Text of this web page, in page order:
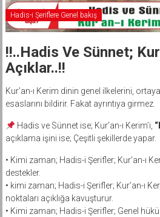
Hadis-i Şeriflere Genel bakış
!!..Hadis Ve Sünnet;
Açıklar..!!
Kur’an-ı Kerim dinin genel ilkelerini,
esaslarını bildirir. Fakat ayrıntıya girmez.
Hadis ve Sünnet ise; Kur’an-ı Kerim’i,
açıklama işini ise; Çeşitli şekillerde yapar.
• Kimi zaman; Hadis-i Şerifler; Kur’an-ı
destekler.
• kimi zaman; Hadis-i Şerifler; Kur’an-ı
noktaları açıklığa kavuşturur.
• Kimi zaman; Hadis-i Şerifler; Genel